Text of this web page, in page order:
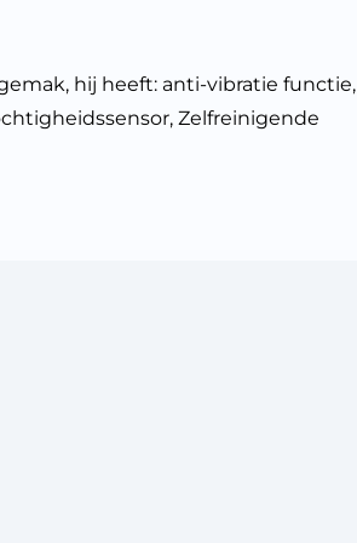
hij heeft: anti-vibratie functie,
Zelfreinigende